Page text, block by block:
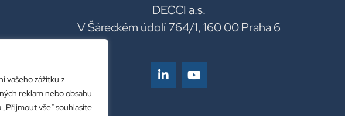
vašeho zážitku z
reklam nebo obsahu
vše“ souhlasíte
DECCI a.s.
V Šáreckém údolí 764/1, 160 00 Praha 6